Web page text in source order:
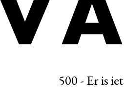
500 - Er is